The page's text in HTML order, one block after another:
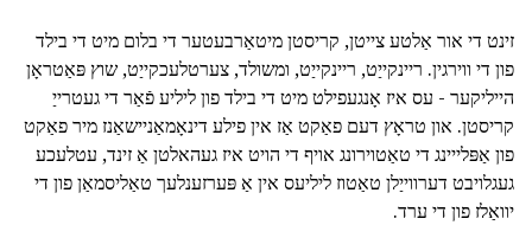
זינט די אור אַלטע צייטן, קריסטן מיטאַרבעטער די בלום מיט די בילד
פון די ווירגין. ריינקייַט, ריינקייַט, ומשולד, צערטלעכקייַט, שוץ פּאַטראָן
הייליקער - עס איז אָנגעפילט מיט די בילד פון ליליע פֿאַר די געטרייַ
קריסטן. און טראָץ דעם פאַקט אַז אין פילע דינאָמאַניישאַנז מיר פאַקט
פון אַפּלייינג די טאַטוירונג אויף די הויט איז געהאלטן אַ זינד, עטלעכע
געגלויבט דערווייַלן טאַטוז ליליעס אין אַ פּערזענלעך טאַליסמאַן פון די
יוואַלז פון די ערד.